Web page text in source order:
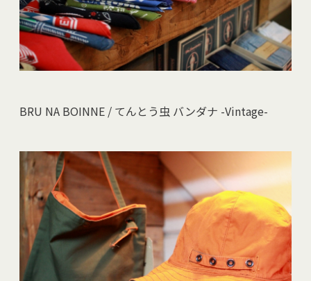
BRU NA BOINNE / てんとう虫 バンダナ -Vintage-